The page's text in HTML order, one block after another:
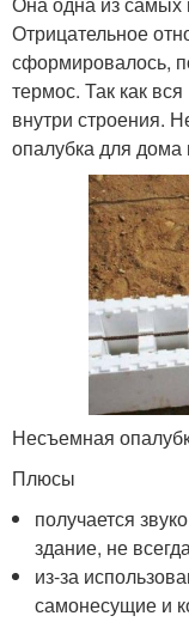
Отрицательное
сформировалось,
термос. Так как
внутри строения.
опалубка для
Несъемная
Плюсы
получается
здание, не
из-за
самонесущие и